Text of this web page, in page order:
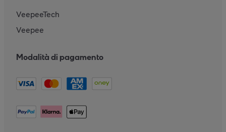
VeepeeTech
Veepee
Modalità di pagamento